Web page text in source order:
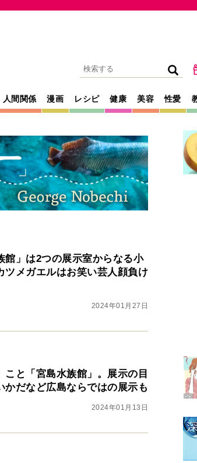
人間関係 漫画 レシピ 健康 美容 性愛
館」は2つの展示室からなる小
ツメガエルはお笑い芸人顔負け
2024年01月27日
こと「宮島水族館」。展示の目
かだなど広島ならではの展示も
2024年01月13日